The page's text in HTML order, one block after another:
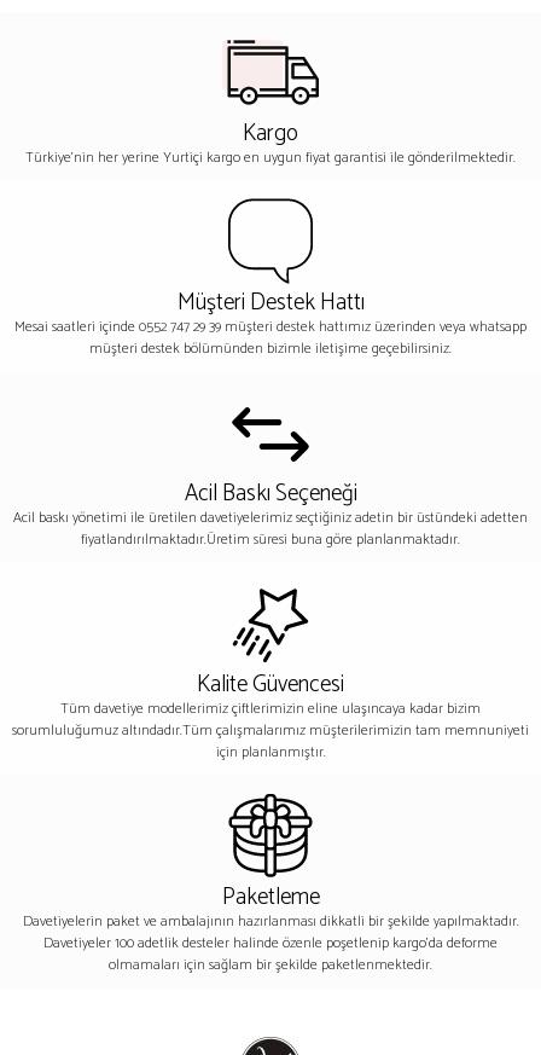
Kargo
Türkiye'nin her yerine Yurtiçi kargo en uygun fiyat garantisi ile gönderilmektedir.
Müşteri Destek Hattı
Mesai saatleri içinde 0552 747 29 39 müşteri destek hattımız üzerinden veya whatsapp
müşteri destek bölümünden bizimle iletişime geçebilirsiniz.
Acil Baskı Seçeneği
Acil baskı yönetimi ile üretilen davetiyelerimiz seçtiğiniz adetin bir üstündeki adetten
fiyatlandırılmaktadır.Üretim süresi buna göre planlanmaktadır.
Kalite Güvencesi
Tüm davetiye modellerimiz çiftlerimizin eline ulaşıncaya kadar bizim
sorumluluğumuz altındadır.Tüm çalışmalarımız müşterilerimizin tam memnuniyeti
için planlanmıştır.
Paketleme
Davetiyelerin paket ve ambalajının hazırlanması dikkatli bir şekilde yapılmaktadır.
Davetiyeler 100 adetlik desteler halinde özenle poşetlenip kargo’da deforme
olmamaları için sağlam bir şekilde paketlenmektedir.